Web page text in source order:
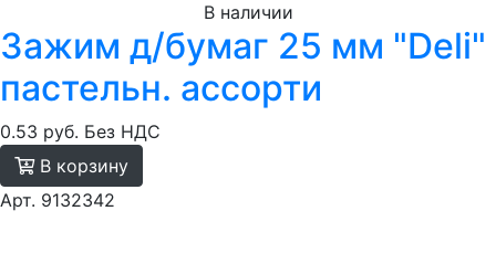
В наличии
Зажим д/бумаг 25 мм "Deli"
пастельн. ассорти
0.53 руб. Без НДС
В корзину
Арт. 9132342